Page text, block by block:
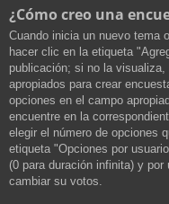
¿Cómo creo una
Cuando inicia un nuevo tema
hacer clic en la etiqueta
publicación; si no la
apropiados para crear
opciones en el campo
encuentre en la
elegir el número de opciones
etiqueta "Opciones por
(0 para duración infinita) y
cambiar su votos.